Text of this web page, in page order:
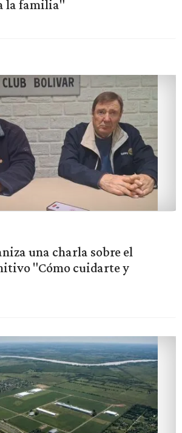
la familia"
una charla sobre el
"Cómo cuidarte y